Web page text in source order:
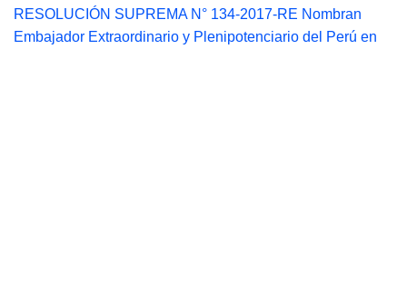
RESOLUCIÓN SUPREMA N° 134-2017-RE Nombran
Embajador Extraordinario y Plenipotenciario del Perú en